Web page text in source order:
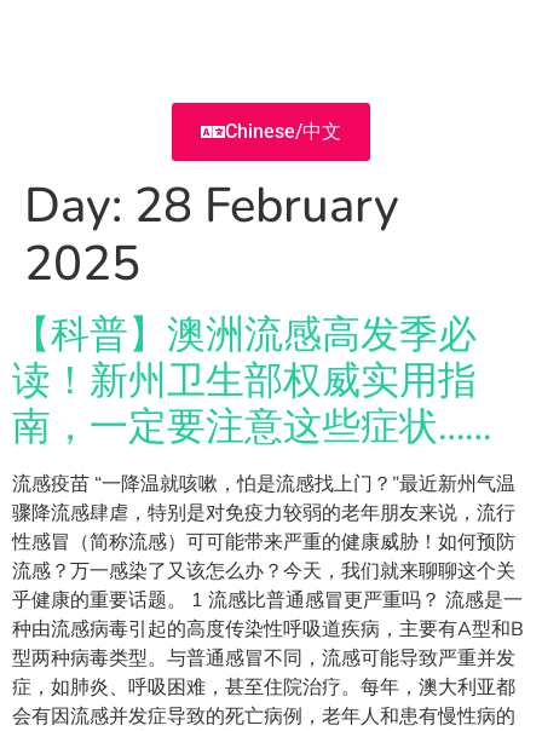
Chinese/中文
Day: 28 February
2025
【科普】澳洲流感高发季必
读！新州卫生部权威实用指
南，一定要注意这些症状……
流感疫苗 “一降温就咳嗽，怕是流感找上门？”最近新州气温
骤降流感肆虐，特别是对免疫力较弱的老年朋友来说，流行
性感冒（简称流感）可可能带来严重的健康威胁！如何预防
流感？万一感染了又该怎么办？今天，我们就来聊聊这个关
乎健康的重要话题。 1 流感比普通感冒更严重吗？ 流感是一
种由流感病毒引起的高度传染性呼吸道疾病，主要有A型和B
型两种病毒类型。与普通感冒不同，流感可能导致严重并发
症，如肺炎、呼吸困难，甚至住院治疗。每年，澳大利亚都
会有因流感并发症导致的死亡病例，老年人和患有慢性病的